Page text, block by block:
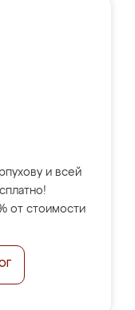
и всей
от стоимости